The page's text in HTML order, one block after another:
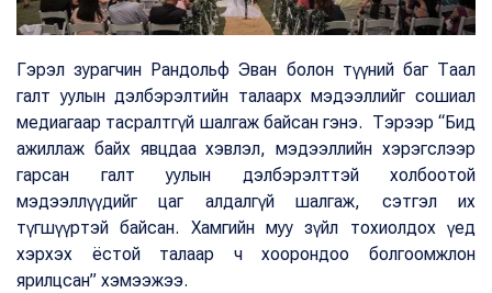
Гэрэл зурагчин Рандольф Эван болон түүний баг Таал
галт уулын дэлбэрэлтийн талаарх мэдээллийг сошиал
медиагаар тасралтгүй шалгаж байсан гэнэ. Тэрээр “Бид
ажиллаж байх явцдаа хэвлэл, мэдээллийн хэрэгслээр
гарсан галт уулын дэлбэрэлттэй холбоотой
мэдээллүүдийг цаг алдалгүй шалгаж, сэтгэл их
түгшүүртэй байсан. Хамгийн муу зүйл тохиолдох үед
хэрхэх ёстой талаар ч хоорондоо болгоомжлон
ярилцсан” хэмээжээ.